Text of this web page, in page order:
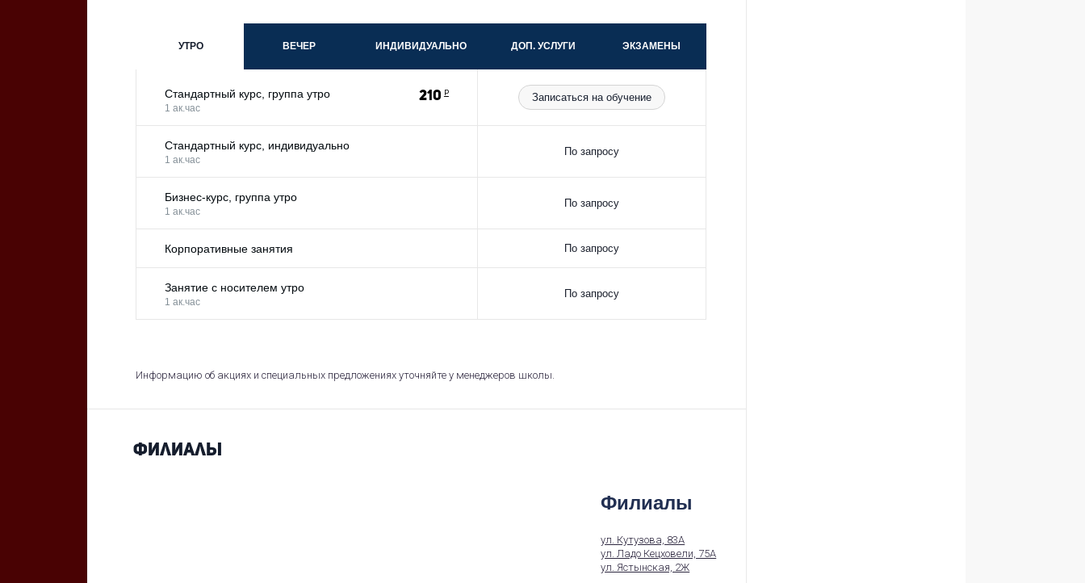
УТРО ВЕЧЕР ИНДИВИДУАЛЬНО ДОП. УСЛУГИ ЭКЗАМЕНЫ
Стандартный курс, группа утро
1 ак.час
210 Р Записаться на обучение
Стандартный курс, индивидуально
1 ак.час
По запросу
Бизнес-курс, группа утро
1 ак.час
По запросу
Корпоративные занятия По запросу
Занятие с носителем утро
1 ак.час
По запросу
Информацию об акциях и специальных предложениях уточняйте у менеджеров школы.
Филиалы
Филиалы
ул. Кутузова, 83А
ул. Ладо Кецховели, 75А
ул. Ястынская, 2Ж